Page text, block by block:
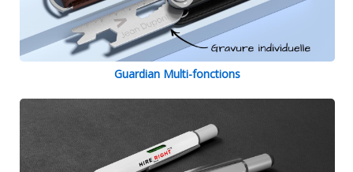
Guardian Multi-fonctions